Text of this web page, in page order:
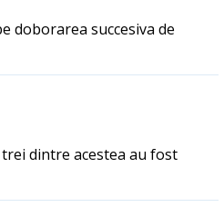
doborarea succesiva de
dintre acestea au fost